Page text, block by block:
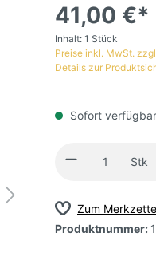
41,00 €*
Inhalt: 1 Stück
Preise inkl. MwSt.
Details zur
Sofort
Stk
Zum
Produktnummer: